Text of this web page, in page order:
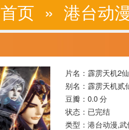
首页 » 港台动
片名：霹雳天机2
别名：霹雳天机贰
豆瓣：0.0 分
状态：已完结
类型：港台动漫,武